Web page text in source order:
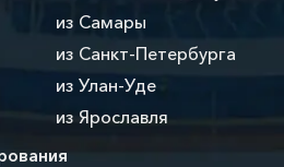
из Самары
из Санкт-Петербурга
из Улан-Уде
из Ярославля